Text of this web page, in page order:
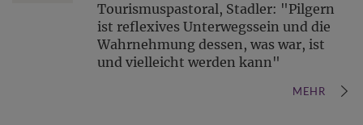
Tourismuspastoral, Stadler: "Pilgern
ist reflexives Unterwegssein und die
Wahrnehmung dessen, was war, ist
und vielleicht werden kann"
MEHR